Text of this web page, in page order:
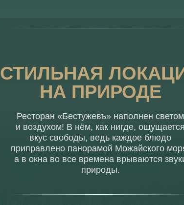
Ресторан «Бестужевъ» наполнен светом
и воздухом! В нём, как нигде, ощущается
вкус свободы, ведь каждое блюдо
приправлено панорамой Можайского
а в окна во все времена врываются
природы.
СТИЛЬНАЯ
НА ПРИРОДЕ